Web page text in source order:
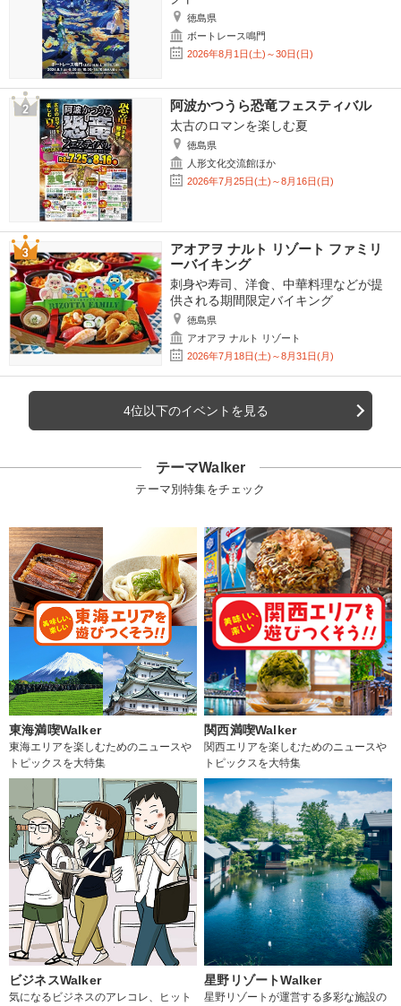
徳島県
ボートレース鳴門
2026年8月1日(土)～30日(日)
阿波かつうら恐竜フェスティバル
太古のロマンを楽しむ夏
徳島県
人形文化交流館ほか
2026年7月25日(土)～8月16日(日)
アオアヲ ナルト リゾート ファミリ
ーバイキング
刺身や寿司、洋食、中華料理などが提
供される期間限定バイキング
徳島県
アオアヲ ナルト リゾート
2026年7月18日(土)～8月31日(月)
4位以下のイベントを見る
テーマWalker
テーマ別特集をチェック
東海満喫Walker
東海エリアを楽しむためのニュースや
トピックスを大特集
関西満喫Walker
関西エリアを楽しむためのニュースや
トピックスを大特集
ビジネスWalker
気になるビジネスのアレコレ、ヒット
星野リゾートWalker
星野リゾートが運営する多彩な施設の